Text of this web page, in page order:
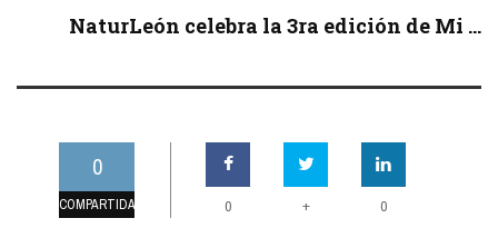
NaturLeón celebra la 3ra edición de Mi ...
0
COMPARTIDAS 0 + 0